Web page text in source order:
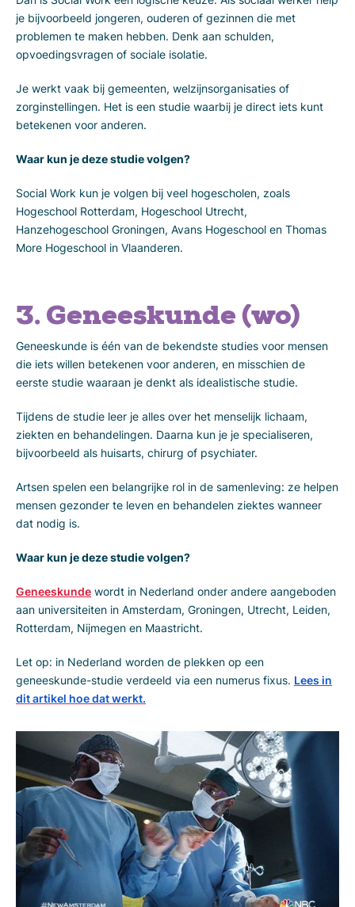
je bijvoorbeeld jongeren, ouderen of gezinnen die met
problemen te maken hebben. Denk aan schulden,
opvoedingsvragen of sociale isolatie.
Je werkt vaak bij gemeenten, welzijnsorganisaties of
zorginstellingen. Het is een studie waarbij je direct iets kunt
betekenen voor anderen.
Waar kun je deze studie volgen?
Social Work kun je volgen bij veel hogescholen, zoals
Hogeschool Rotterdam, Hogeschool Utrecht,
Hanzehogeschool Groningen, Avans Hogeschool en Thomas
More Hogeschool in Vlaanderen.
3. Geneeskunde (wo)
Geneeskunde is één van de bekendste studies voor mensen
die iets willen betekenen voor anderen, en misschien de
eerste studie waaraan je denkt als idealistische studie.
Tijdens de studie leer je alles over het menselijk lichaam,
ziekten en behandelingen. Daarna kun je je specialiseren,
bijvoorbeeld als huisarts, chirurg of psychiater.
Artsen spelen een belangrijke rol in de samenleving: ze helpen
mensen gezonder te leven en behandelen ziektes wanneer
dat nodig is.
Waar kun je deze studie volgen?
Geneeskunde wordt in Nederland onder andere aangeboden
aan universiteiten in Amsterdam, Groningen, Utrecht, Leiden,
Rotterdam, Nijmegen en Maastricht.
Let op: in Nederland worden de plekken op een
geneeskunde-studie verdeeld via een numerus fixus. Lees in
dit artikel hoe dat werkt.